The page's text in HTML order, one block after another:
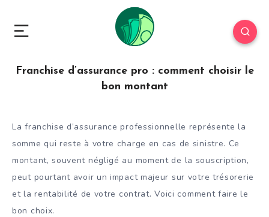
Franchise d’assurance pro : comment choisir le
bon montant
La franchise d’assurance professionnelle représente la
somme qui reste à votre charge en cas de sinistre. Ce
montant, souvent négligé au moment de la souscription,
peut pourtant avoir un impact majeur sur votre trésorerie
et la rentabilité de votre contrat. Voici comment faire le
bon choix.